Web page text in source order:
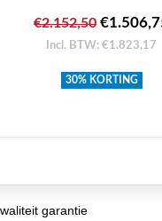
€2.152,50
Incl. BTW: €1.823,17
30% KORTING
garantie